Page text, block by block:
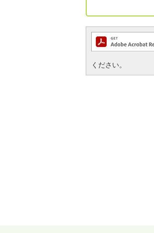
ください。